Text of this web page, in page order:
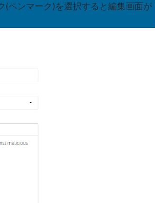
(ペンマーク)を選択すると編集画面が